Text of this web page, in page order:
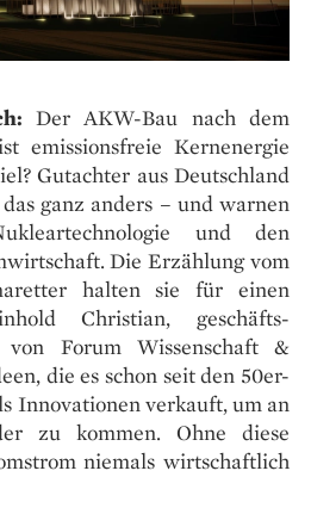
Der AKW-Bau nach dem
emissionsfreie Kernenergie
Gutachter aus Deutschland
ganz anders – und warnen
und den
Die Erzählung vom
halten sie für einen
Christian, geschäfts­
von Forum Wissenschaft &
die es schon seit den 50er-
Innova­tionen verkauft, um an
zu kommen. Ohne diese
niemals wirtschaftlich